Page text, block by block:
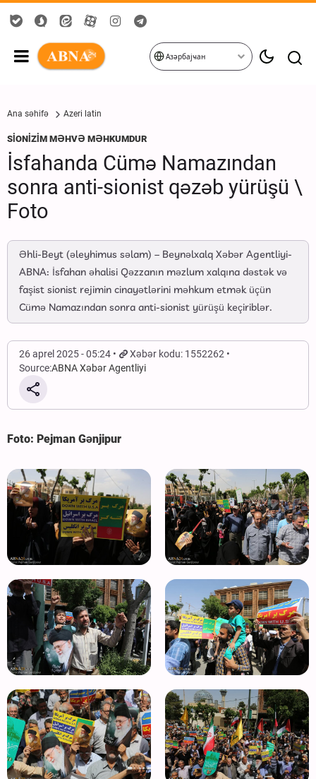
Азәрбајҹан
Ana səhifə Azeri latin
SİONİZİM MƏHVƏ MƏHKUMDUR
İsfahanda Cümə Namazından
sonra anti-sionist qəzəb yürüşü \
Foto
Əhli-Beyt (əleyhimus səlam) – Beynəlxalq Xəbər Agentliyi-
ABNA: İsfahan əhalisi Qəzzanın məzlum xalqına dəstək və
faşist sionist rejimin cinayətlərini məhkum etmək üçün
Cümə Namazından sonra anti-sionist yürüşü keçiriblər.
26 aprel 2025 - 05:24
Xəbər kodu: 1552262
Source:ABNA Xəbər Agentliyi
Foto: Pejman Gənjipur